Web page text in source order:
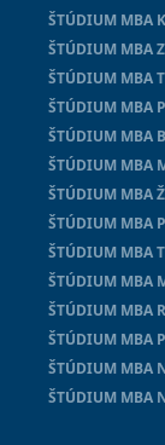
ŠTÚDIUM MBA
ŠTÚDIUM MBA
ŠTÚDIUM MBA
ŠTÚDIUM MBA
ŠTÚDIUM MBA
ŠTÚDIUM MBA
ŠTÚDIUM MBA
ŠTÚDIUM MBA
ŠTÚDIUM MBA
ŠTÚDIUM MBA
ŠTÚDIUM MBA
ŠTÚDIUM MBA
ŠTÚDIUM MBA
ŠTÚDIUM MBA